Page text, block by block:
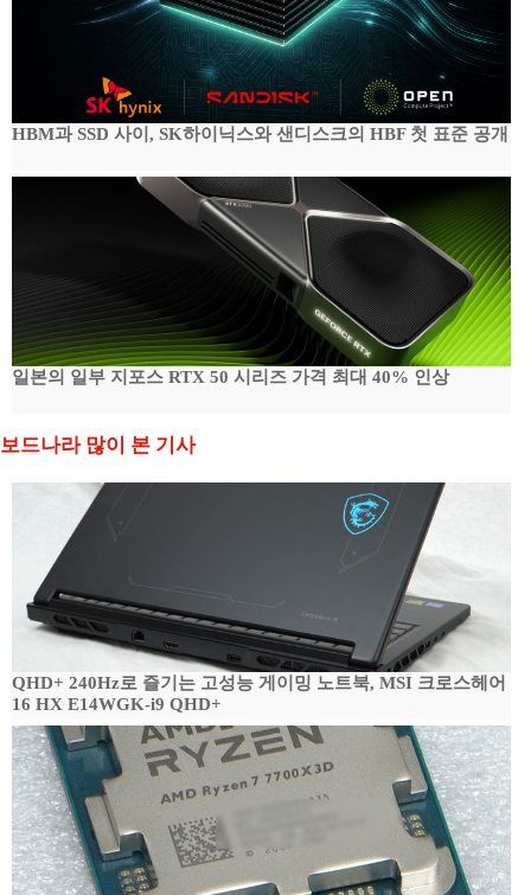
HBM과 SSD 사이, SK하이닉스와 샌디스크의 HBF 첫 표준 공개
일본의 일부 지포스 RTX 50 시리즈 가격 최대 40% 인상
보드나라 많이 본 기사
QHD+ 240Hz로 즐기는 고성능 게이밍 노트북, MSI 크로스헤어
16 HX E14WGK-i9 QHD+